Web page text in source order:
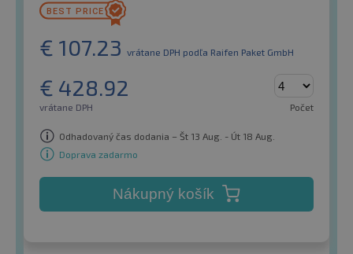
€ 107.23 vrátane DPH podľa Raifen Paket GmbH
€ 428.92
vrátane DPH Počet
Odhadovaný čas dodania – Št 13 Aug. - Út 18 Aug.
Doprava zadarmo
Nákupný košík